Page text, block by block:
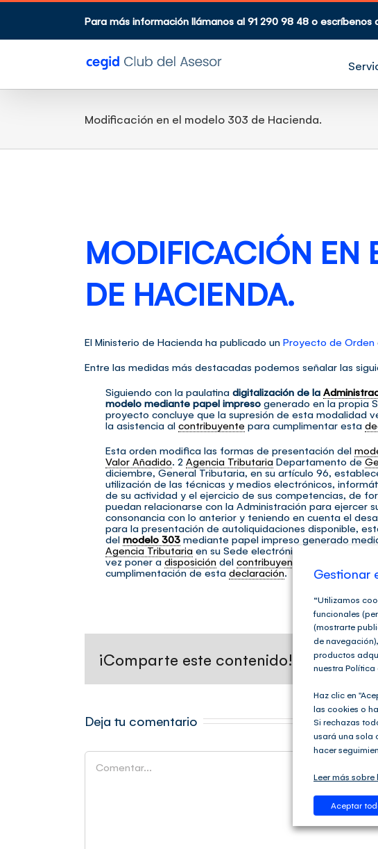
Saltar
Para más información llámanos al 91 290 98 48 o escríbenos
Modificación en el modelo 303 de Hacienda.
MODIFICACIÓN EN
DE HACIENDA.
El Ministerio de Hacienda ha publicado un Proyecto de Orden
Entre las medidas más destacadas podemos señalar las
Siguiendo con la paulatina digitalización de la
modelo mediante papel impreso generado en la propia
proyecto concluye que la supresión de esta modalidad
la asistencia al contribuyente para cumplimentar esta
Esta orden modifica las formas de presentación del
Valor Añadido. 2 Agencia Tributaria Departamento de
diciembre, General Tributaria, en su artículo 96,
utilización de las técnicas y medios electrónicos,
de su actividad y el ejercicio de sus competencias, de
puedan relacionarse con la Administración para ejercer
consonancia con lo anterior y teniendo en cuenta el
para la presentación de autoliquidaciones disponible,
del modelo 303 mediante papel impreso generado
Agencia Tributaria en su Sede electrónica. La supresión
vez poner adisposición del contribuyente
cumplimentación de esta declaración.
¡Comparte este contenido!
Deja tu comentario
Comentar
Gestionar
“Utilizamos
funcionales
(mostrarte
de
productos
nuestra Política
Haz clic en
las cookies o
Si rechazas
usará una sola
hacer
Leer más sobre
Aceptar